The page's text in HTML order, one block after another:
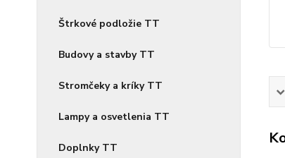
Štrkové podložie TT
Budovy a stavby TT
Stromčeky a kríky TT
Lampy a osvetlenia TT
Doplnky TT